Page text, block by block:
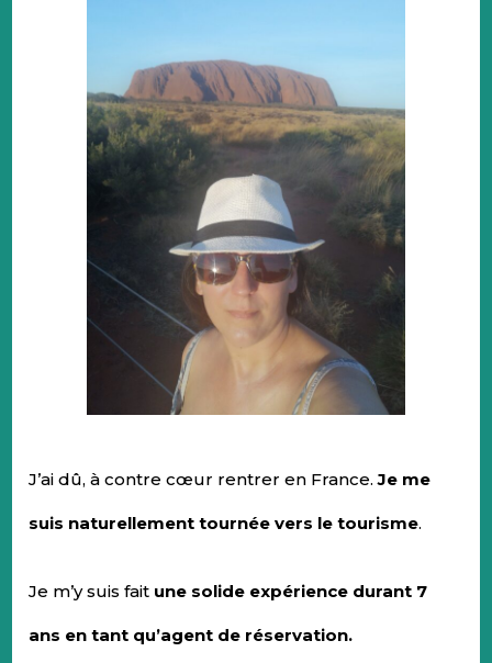
J’ai dû, à contre cœur rentrer en France.Je me
suis naturellement tournée vers le tourisme.
Je m’y suis fait une solide expérience durant 7
ans en tant qu’agent de réservation.